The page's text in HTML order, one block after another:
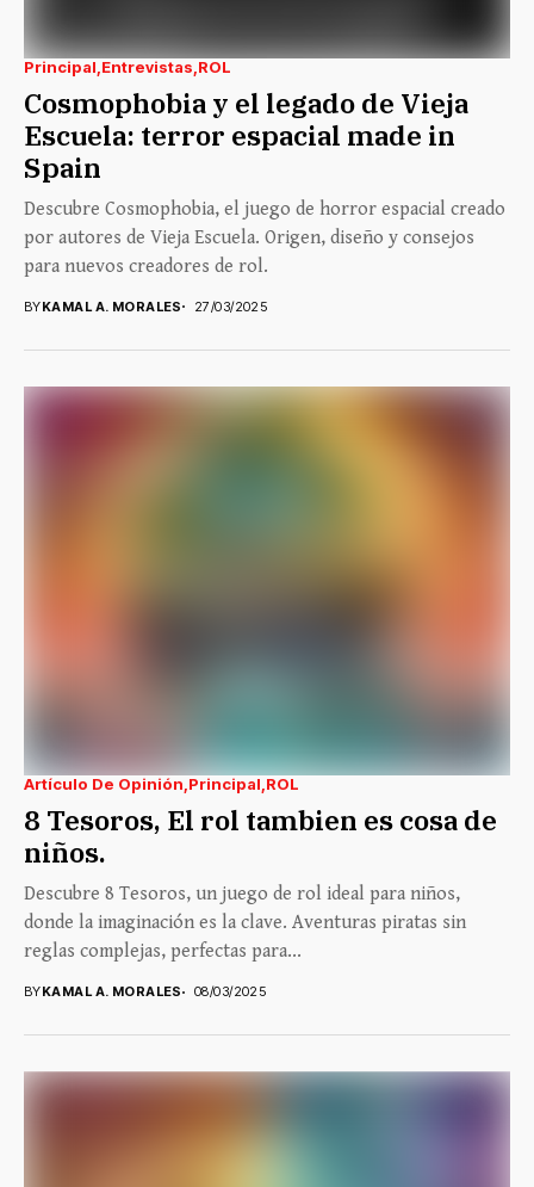
Principal Entrevistas ROL
Cosmophobia y el legado de Vieja
Escuela: terror espacial made in
Spain
Descubre Cosmophobia, el juego de horror espacial creado
por autores de Vieja Escuela. Origen, diseño y consejos
para nuevos creadores de rol.
BYKAMAL A. MORALES 27/03/2025
Artículo De Opinión Principal ROL
8 Tesoros, El rol tambien es cosa de
niños.
Descubre 8 Tesoros, un juego de rol ideal para niños,
donde la imaginación es la clave. Aventuras piratas sin
reglas complejas, perfectas para...
BYKAMAL A. MORALES 08/03/2025